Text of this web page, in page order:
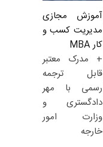
آموزش مجازی
مدیریت کسب و
کار MBA
+ مدرک معتبر
قابل ترجمه
رسمی با مهر
دادگستری و
وزارت امور
خارجه